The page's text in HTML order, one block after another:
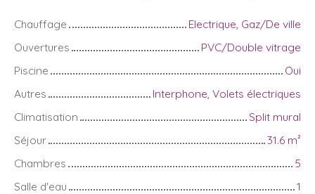
Chauffage
Electrique, Gaz/De ville
Ouvertures
PVC/Double vitrage
Piscine
Oui
Autres
Interphone, Volets électriques
Climatisation
Split mural
Séjour
31.6 m²
Chambres
5
Salle d'eau
1